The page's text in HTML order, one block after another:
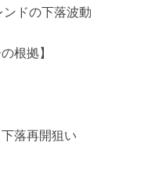
ンドの下落波動
根拠】
落再開狙い